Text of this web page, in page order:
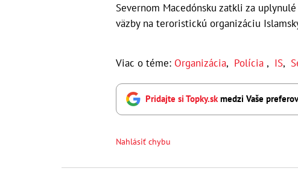
Severnom Macedónsku zatkli za
väzby na teroristickú organizáciu
Viac o téme: Organizácia, Polícia , IS,
Pridajte si Topky.skmedzi Vaše
Nahlásiť chybu